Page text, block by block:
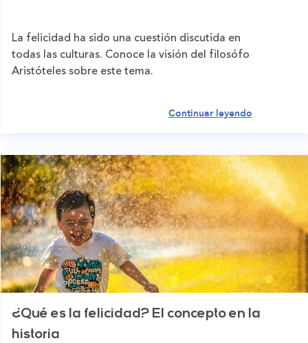
La felicidad ha sido una cuestión discutida en
todas las culturas. Conoce la visión del filosófo
Aristóteles sobre este tema.
Continuar leyendo
¿Qué es la felicidad? El concepto en la
historia